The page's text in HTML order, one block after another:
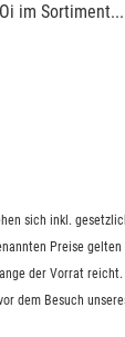
im Sortiment...
sich inkl.
Preise
der Vorrat
dem Besuch